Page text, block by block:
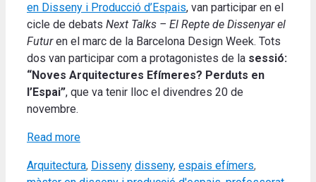
en Disseny i Producció d’Espais, van participar en el
cicle de debats Next Talks – El Repte de Dissenyar el
Futuren el marc de la Barcelona Design Week. Tots
dos van participar com a protagonistes de la sessió:
“Noves Arquitectures Efímeres? Perduts en
l’Espai”, que va tenir lloc el divendres 20 de
novembre.
Read more
Categories
Arquitectura, Disseny Tags
disseny, espais efímers,